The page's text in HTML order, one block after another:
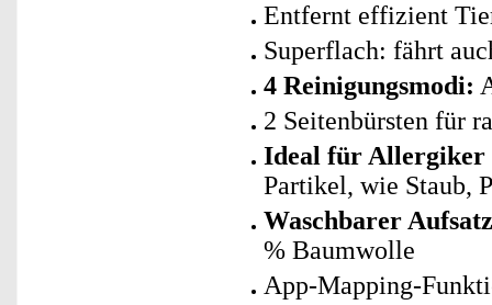
Entfernt effizient
Superflach: fährt
4 Reinigungsmodi:
2 Seitenbürsten für
Ideal für
Partikel, wie Staub,
Waschbarer
% Baumwolle
App-Mapping-